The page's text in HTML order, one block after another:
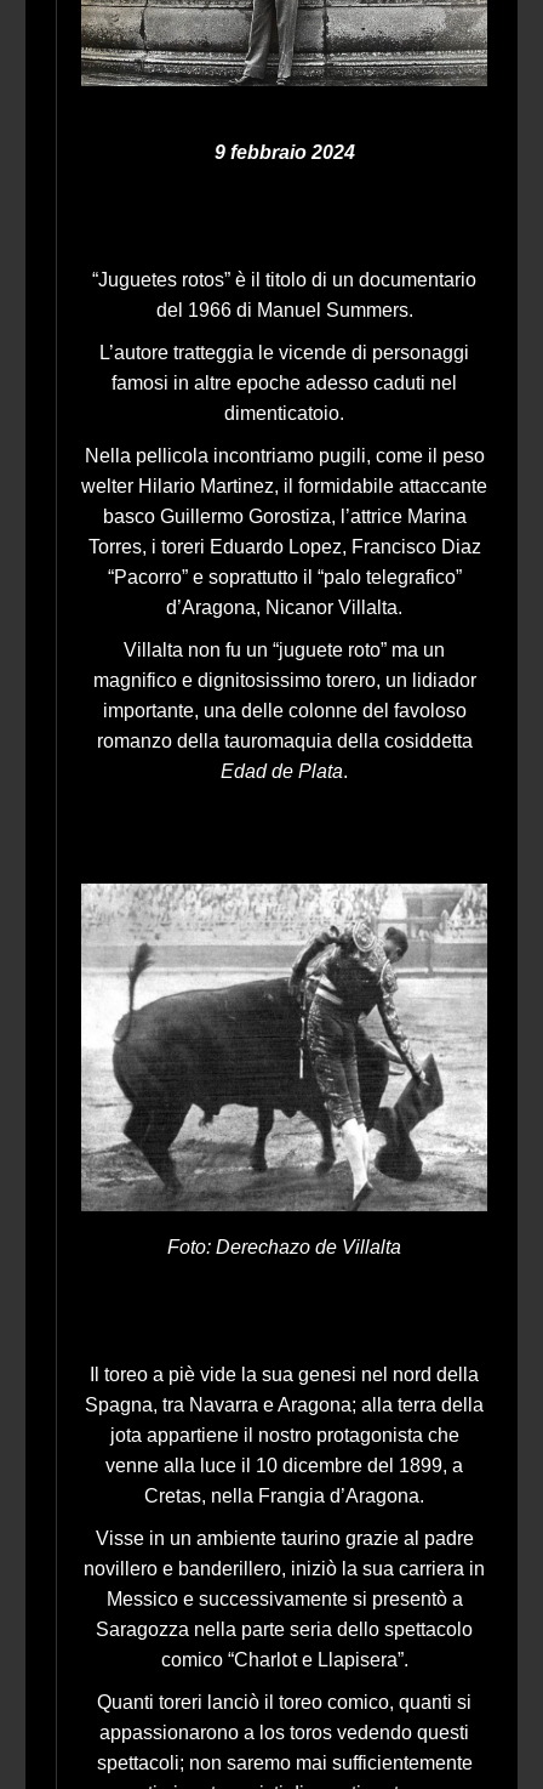
9 febbraio 2024
“Juguetes rotos” è il titolo di un documentario
del 1966 di Manuel Summers.
L’autore tratteggia le vicende di personaggi
famosi in altre epoche adesso caduti nel
dimenticatoio.
Nella pellicola incontriamo pugili, come il peso
welter Hilario Martinez, il formidabile attaccante
basco Guillermo Gorostiza, l’attrice Marina
Torres, i toreri Eduardo Lopez, Francisco Diaz
“Pacorro” e soprattutto il “palo telegrafico”
d’Aragona, Nicanor Villalta.
Villalta non fu un “juguete roto” ma un
magnifico e dignitosissimo torero, un lidiador
importante, una delle colonne del favoloso
romanzo della tauromaquia della cosiddetta
Edad de Plata.
Foto: Derechazo de Villalta
Il toreo a piè vide la sua genesi nel nord della
Spagna, tra Navarra e Aragona; alla terra della
jota appartiene il nostro protagonista che
venne alla luce il 10 dicembre del 1899, a
Cretas, nella Frangia d’Aragona.
Visse in un ambiente taurino grazie al padre
novillero e banderillero, iniziò la sua carriera in
Messico e successivamente si presentò a
Saragozza nella parte seria dello spettacolo
comico “Charlot e Llapisera”.
Quanti toreri lanciò il toreo comico, quanti si
appassionarono a los toros vedendo questi
spettacoli; non saremo mai sufficientemente